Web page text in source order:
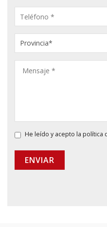
He leído y acepto la política
ENVIAR